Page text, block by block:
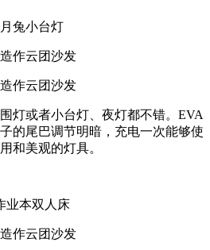
月兔小台灯
灯或者小台灯、夜灯都不错。EVA
的尾巴调节明暗，充电一次能够使
和美观的灯具。
业本双人床